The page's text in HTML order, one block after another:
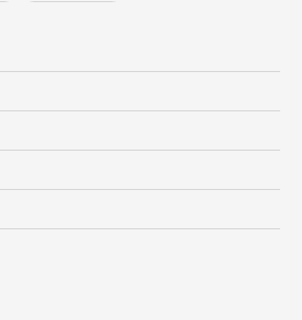
berat polat
#sağlıkta bugün